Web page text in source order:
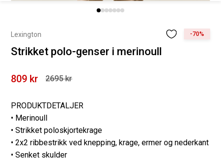
-70%
Lexington
Strikket polo-genser i merinoull
809 kr 2695 kr
PRODUKTDETALJER
• Merinoull
• Strikket poloskjortekrage
• 2x2 ribbestrikk ved knepping, krage, ermer og nederkant
• Senket skulder